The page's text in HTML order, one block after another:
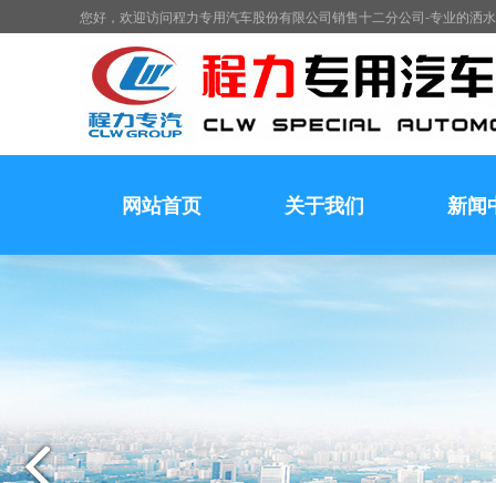
您好，欢迎访问程力专用汽车股份有限公司销售十二分公司-专业的洒
网站首页 关于我们 新闻